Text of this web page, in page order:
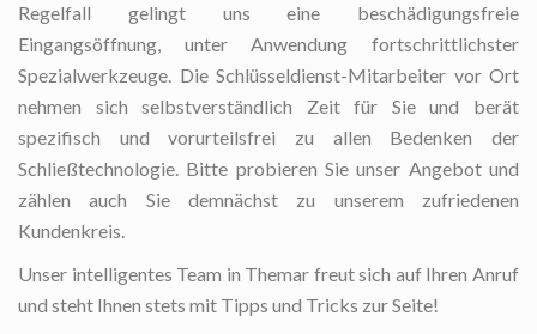
Regelfall gelingt uns eine beschädigungsfreie
Eingangsöffnung, unter Anwendung fortschrittlichster
Spezialwerkzeuge. Die Schlüsseldienst-Mitarbeiter vor Ort
nehmen sich selbstverständlich Zeit für Sie und berät
spezifisch und vorurteilsfrei zu allen Bedenken der
Schließtechnologie. Bitte probieren Sie unser Angebot und
zählen auch Sie demnächst zu unserem zufriedenen
Kundenkreis.
Unser intelligentes Team in Themar freut sich auf Ihren Anruf
und steht Ihnen stets mit Tipps und Tricks zur Seite!